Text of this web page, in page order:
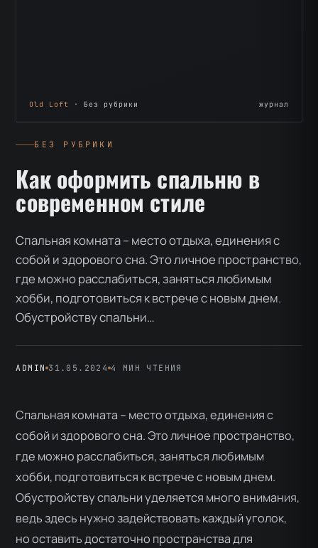
Old Loft · Без рубрики журнал
БЕЗ РУБРИКИ
Как оформить спальню в
современном стиле
Спальная комната – место отдыха, единения с
собой и здорового сна. Это личное пространство,
где можно расслабиться, заняться любимым
хобби, подготовиться к встрече с новым днем.
Обустройству спальни…
ADMIN 31.05.2024 4 МИН ЧТЕНИЯ
Спальная комната – место отдыха, единения с
собой и здорового сна. Это личное пространство,
где можно расслабиться, заняться любимым
хобби, подготовиться к встрече с новым днем.
Обустройству спальни уделяется много внимания,
ведь здесь нужно задействовать каждый уголок,
но оставить достаточно пространства для